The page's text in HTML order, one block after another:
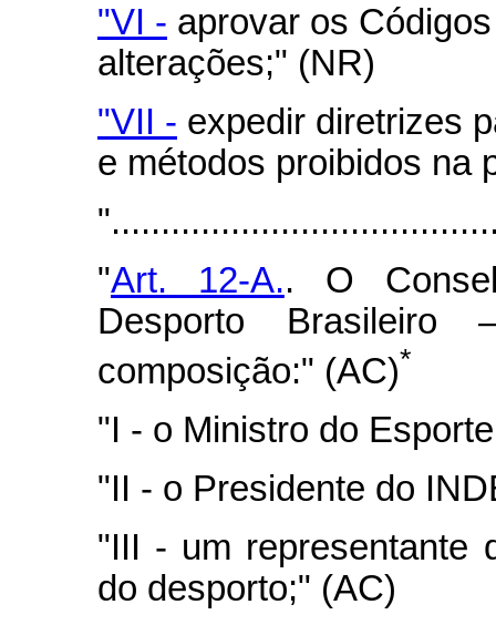
"VI - aprovar os
alterações;" (NR)
"VII - expedir diretrizes
e métodos proibidos na
"Art. 12-A.. O
Desporto
composição:" (AC)*
"I - o Ministro do
"II - o Presidente do
"III - um representante
do desporto;" (AC)